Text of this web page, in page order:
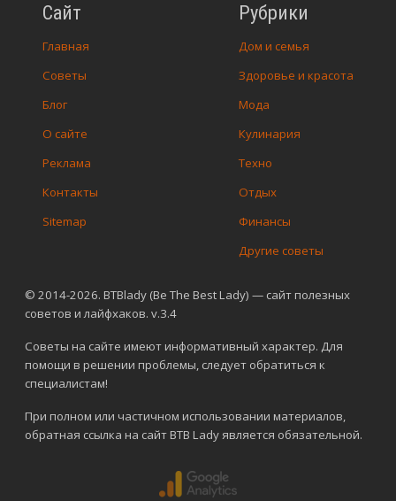
© 2014-2026. BTBlady (Be The Best Lady) — сайт полезных
советов и лайфхаков. v.3.4
Советы на сайте имеют информативный характер. Для
помощи в решении проблемы, следует обратиться к
специалистам!
При полном или частичном использовании материалов,
обратная ссылка на сайт BTB Lady является обязательной.
Сайт
Главная
Советы
Блог
О сайте
Реклама
Контакты
Sitemap
Рубрики
Дом и семья
Здоровье и красота
Мода
Кулинария
Техно
Отдых
Финансы
Другие советы